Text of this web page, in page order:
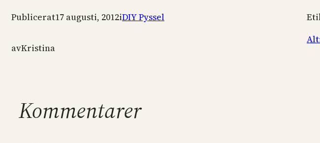
Publicerat17 augusti, 2012iDIY Pyssel
avKristina
Kommentarer